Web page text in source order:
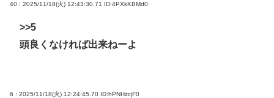
40 : 2025/11/18(火) 12:43:30.71 ID:4PXkKBMd0
>>5
頭良くなければ出来ねーよ
6 : 2025/11/18(火) 12:24:45.70 ID:hPNHzcjF0